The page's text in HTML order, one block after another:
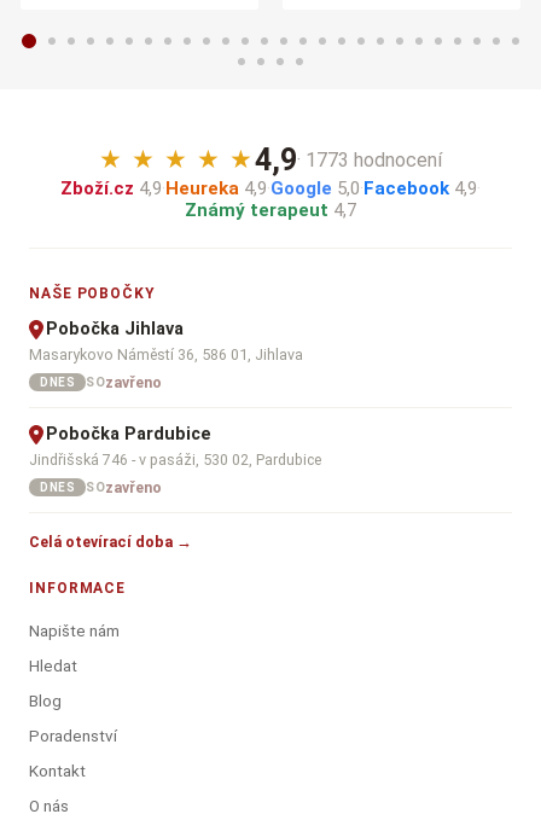
★ ★ ★ ★ ★4,9· 1773 hodnocení
Zboží.cz 4,9·Heureka 4,9·Google 5,0·Facebook 4,9·
Známý terapeut 4,7
NAŠE POBOČKY
Pobočka Jihlava
Masarykovo Náměstí 36, 586 01, Jihlava
DNES SOzavřeno
Pobočka Pardubice
Jindřišská 746 - v pasáži, 530 02, Pardubice
DNES SOzavřeno
Celá otevírací doba →
INFORMACE
Napište nám
Hledat
Blog
Poradenství
Kontakt
O nás